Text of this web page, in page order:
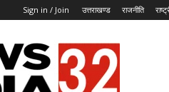
Sign in / Join उत्तराखण्ड राजनीति